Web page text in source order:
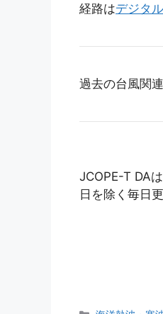
経路はデジタ
過去の台風関
JCOPE-T DA
日を除く毎日